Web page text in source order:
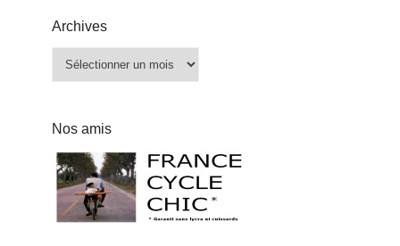
Archives
Archives
Nos amis